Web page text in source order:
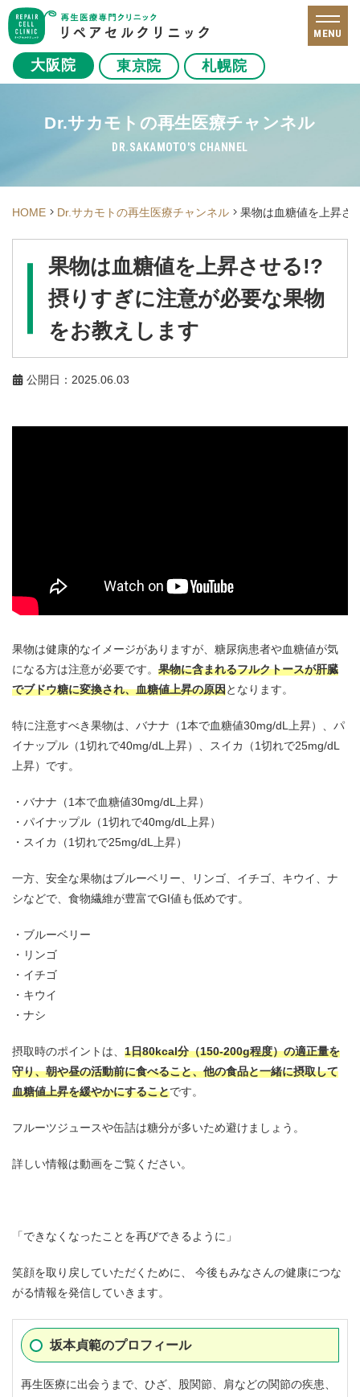
大阪院 東京院 札幌院
MENU
Dr.サカモトの再生医療チャンネル
DR.SAKAMOTO'S CHANNEL
HOME Dr.サカモトの再生医療チャンネル 果物は血糖値を上昇さ
果物は血糖値を上昇させる!?
摂りすぎに注意が必要な果物
をお教えします
公開日：2025.06.03
果物は健康的なイメージがありますが、糖尿病患者や血糖値が気
になる方は注意が必要です。 果物に含まれるフルクトースが肝臓
でブドウ糖に変換され、血糖値上昇の原因となります。
特に注意すべき果物は、バナナ（1本で血糖値30mg/dL上昇）、パ
イナップル（1切れで40mg/dL上昇）、スイカ（1切れで25mg/dL
上昇）です。
バナナ（1本で血糖値30mg/dL上昇）
パイナップル（1切れで40mg/dL上昇）
スイカ（1切れで25mg/dL上昇）
一方、安全な果物はブルーベリー、リンゴ、イチゴ、キウイ、ナ
シなどで、食物繊維が豊富でGI値も低めです。
ブルーベリー
リンゴ
イチゴ
キウイ
ナシ
摂取時のポイントは、 1日80kcal分（150-200g程度）の適正量を
守り、朝や昼の活動前に食べること、他の食品と一緒に摂取して
血糖値上昇を緩やかにすることです。
フルーツジュースや缶詰は糖分が多いため避けましょう。
詳しい情報は動画をご覧ください。
「できなくなったことを再びできるように」
笑顔を取り戻していただくために、 今後もみなさんの健康につな
がる情報を発信していきます。
坂本貞範のプロフィール
再生医療に出会うまで、ひざ、股関節、肩などの関節の疾患、